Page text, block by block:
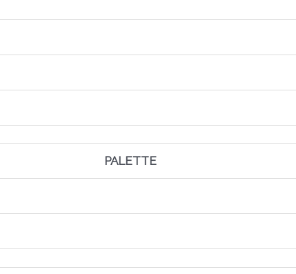
PALETTE